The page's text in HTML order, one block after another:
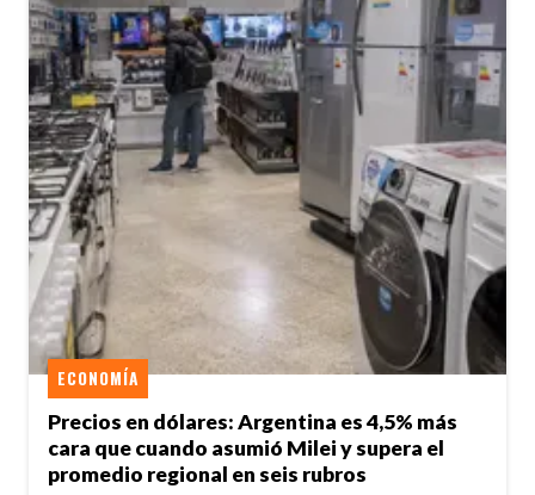
Precios en dólares: Argentina es 4,5% más
cara que cuando asumió Milei y supera el
promedio regional en seis rubros
ECONOMÍA